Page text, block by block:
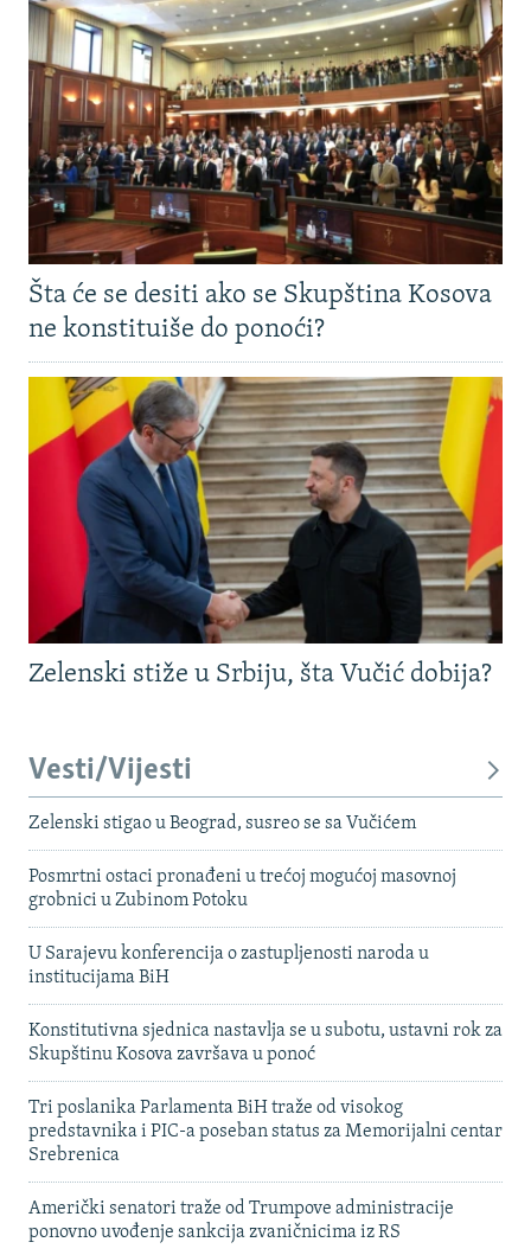
Šta će se desiti ako se Skupština Kosova
ne konstituiše do ponoći?
Zelenski stiže u Srbiju, šta Vučić dobija?
Vesti/Vijesti
Zelenski stigao u Beograd, susreo se sa Vučićem
Posmrtni ostaci pronađeni u trećoj mogućoj masovnoj
grobnici u Zubinom Potoku
U Sarajevu konferencija o zastupljenosti naroda u
institucijama BiH
Konstitutivna sjednica nastavlja se u subotu, ustavni rok za
Skupštinu Kosova završava u ponoć
Tri poslanika Parlamenta BiH traže od visokog
predstavnika i PIC-a poseban status za Memorijalni centar
Srebrenica
Američki senatori traže od Trumpove administracije
ponovno uvođenje sankcija zvaničnicima iz RS